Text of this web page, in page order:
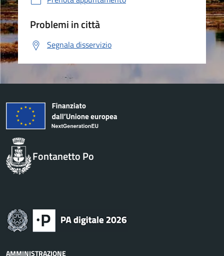
Problemi in città
Segnala disservizio
Fontanetto Po
AMMINISTRAZIONE